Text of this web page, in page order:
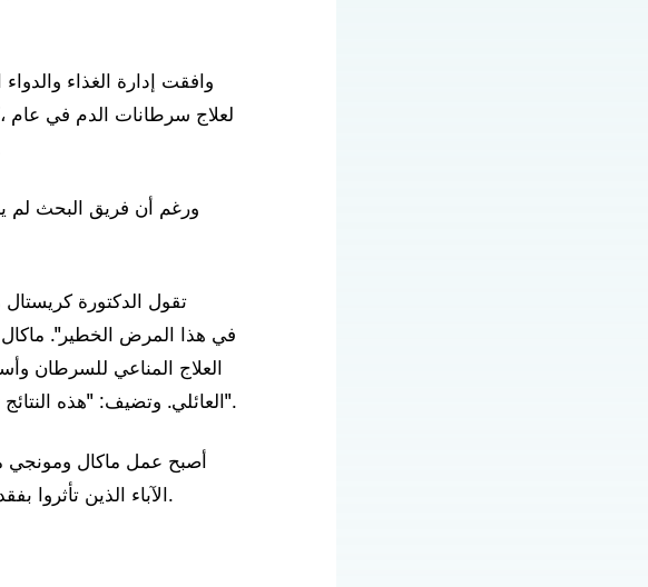
وافقت إدارة الغذاء والدواء
ورغم أن فريق البحث لم
تقول الدكتورة
العلاج المناعي للسرطان
العائلي. وتضيف: "هذه النتائج تبشر بالخير للعديد من أنواع أورام الدماغ، وليس هذا الورم فقط".
أصبح عمل ماكال ومونجي
الآباء الذين تأثروا بفقدان طفلهم بسبب هذا المرض والذين كرسوا أنفسهم لإيجاد علاج.